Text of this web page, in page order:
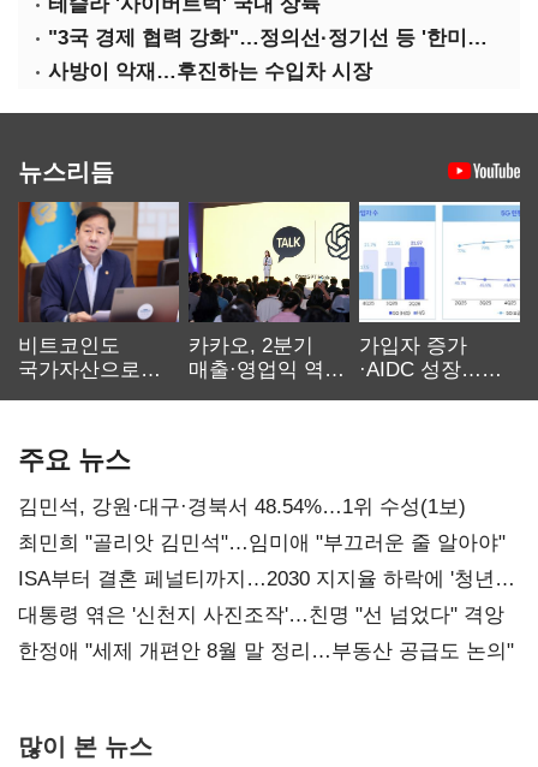
"3국 경제 협력 강화"…정의선·정기선 등 '한미일 경제대화' 참석
사방이 악재…후진하는 수입차 시장
뉴스리듬
비트코인도
국가자산으로…'
카카오, 2분기
매출·영업익 역대
가입자 증가
·AIDC 성장…
주요 뉴스
김민석, 강원·대구·경북서 48.54%…1위 수성(1보)
최민희 "골리앗 김민석"…임미애 "부끄러운 줄 알아야"
ISA부터 결혼 페널티까지…2030 지지율 하락에 '청년
챙기기'
대통령 엮은 '신천지 사진조작'…친명 "선 넘었다" 격앙
한정애 "세제 개편안 8월 말 정리…부동산 공급도 논의"
많이 본 뉴스